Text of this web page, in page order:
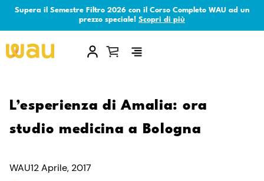
Supera il Semestre Filtro 2026 con il Corso Completo WAU ad un
prezzo speciale! Scopri di più
×
L’esperienza di Amalia: ora
studio medicina a Bologna
WAU12 Aprile, 2017